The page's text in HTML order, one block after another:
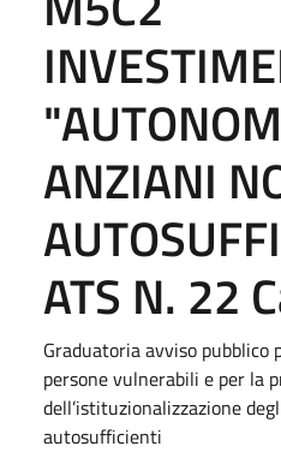
ANZIANI
ATS N. 22
Graduatoria avviso pubblico
persone vulnerabili e per la
dell’istituzionalizzazione
autosufficienti